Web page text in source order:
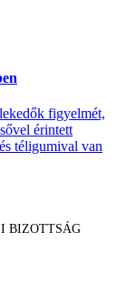
figyelmét,
érintett
téligumival van
BIZOTTSÁG